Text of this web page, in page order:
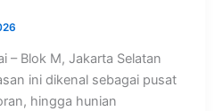
– Blok M, Jakarta Selatan
ini dikenal sebagai pusat
hingga hunian